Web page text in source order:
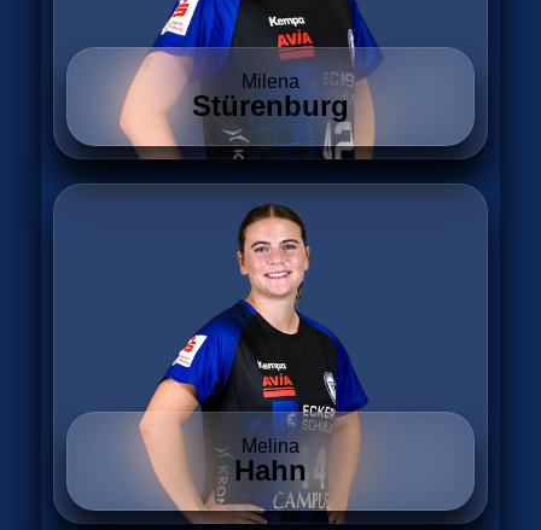
Milena
Stürenburg
Melina
Hahn